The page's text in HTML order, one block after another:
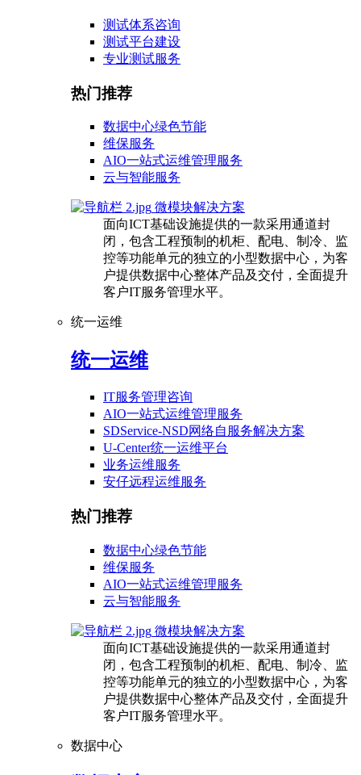
测试体系咨询
测试平台建设
专业测试服务
热门推荐
数据中心绿色节能
维保服务
AIO一站式运维管理服务
云与智能服务
微模块解决方案
面向ICT基础设施提供的一款采用通道封
闭，包含工程预制的机柜、配电、制冷、监
控等功能单元的独立的小型数据中心，为客
户提供数据中心整体产品及交付，全面提升
客户IT服务管理水平。
统一运维
统一运维
IT服务管理咨询
AIO一站式运维管理服务
SDService-NSD网络自服务解决方案
U-Center统一运维平台
业务运维服务
安仔远程运维服务
热门推荐
数据中心绿色节能
维保服务
AIO一站式运维管理服务
云与智能服务
微模块解决方案
面向ICT基础设施提供的一款采用通道封
闭，包含工程预制的机柜、配电、制冷、监
控等功能单元的独立的小型数据中心，为客
户提供数据中心整体产品及交付，全面提升
客户IT服务管理水平。
数据中心